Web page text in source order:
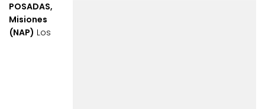
POSADAS,
Misiones
(NAP) Los